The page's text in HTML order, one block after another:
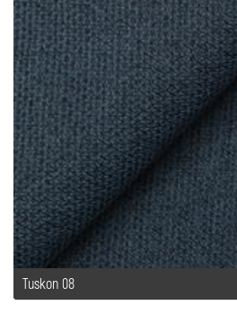
Tuskon 08